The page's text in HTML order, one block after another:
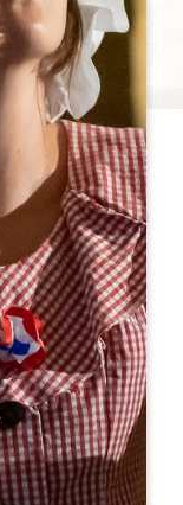
di un'ansa del
dei
8 comuni della
La sua
km da Saint-
conta oggi
reputazione